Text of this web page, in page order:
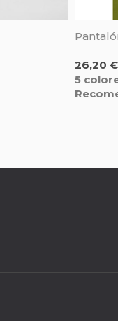
Precio
26,20 €
5